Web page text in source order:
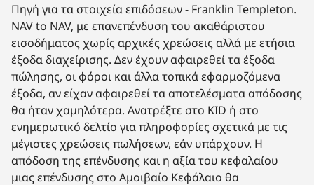
Πηγή για τα στοιχεία επιδόσεων - Franklin Templeton.
NAV to NAV, με επανεπένδυση του ακαθάριστου
εισοδήματος χωρίς αρχικές χρεώσεις αλλά με ετήσια
έξοδα διαχείρισης. Δεν έχουν αφαιρεθεί τα έξοδα
πώλησης, οι φόροι και άλλα τοπικά εφαρμοζόμενα
έξοδα, αν είχαν αφαιρεθεί τα αποτελέσματα απόδοσης
θα ήταν χαμηλότερα. Ανατρέξτε στο KID ή στο
ενημερωτικό δελτίο για πληροφορίες σχετικά με τις
μέγιστες χρεώσεις πωλήσεων, εάν υπάρχουν. Η
απόδοση της επένδυσης και η αξία του κεφαλαίου
μιας επένδυσης στο Αμοιβαίο Κεφάλαιο θα